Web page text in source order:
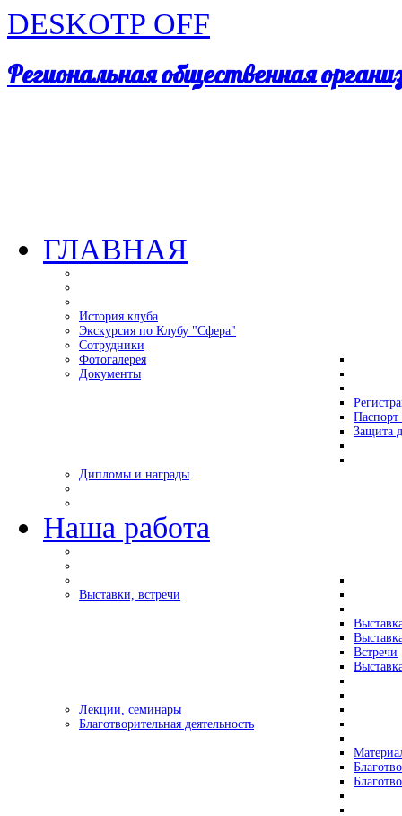
DESKOTP OFF
Региональная общественная
ГЛАВНАЯ
История клуба
Экскурсия по Клубу "Сфера"
Сотрудники
Фотогалерея
Документы
Паспорт
Защита
Дипломы и награды
Наша работа
Выставки, встречи
Встречи
Лекции, семинары
Благотворительная деятельность